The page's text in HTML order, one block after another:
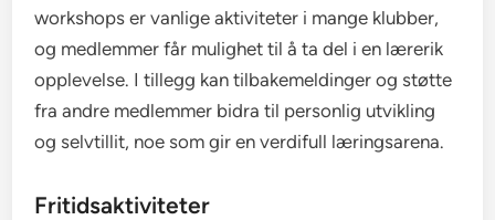
workshops er vanlige aktiviteter i mange klubber,
og medlemmer får mulighet til å ta del i en lærerik
opplevelse. I tillegg kan tilbakemeldinger og støtte
fra andre medlemmer bidra til personlig utvikling
og selvtillit, noe som gir en verdifull læringsarena.
Fritidsaktiviteter